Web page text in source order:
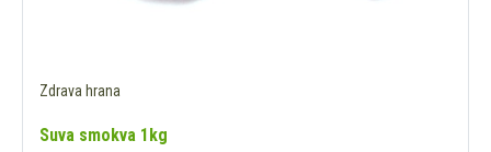
Zdrava hrana
Suva smokva 1kg